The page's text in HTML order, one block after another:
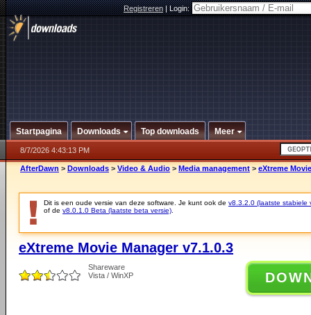
Registreren|Login:
Startpagina Downloads Top downloads Meer
8/7/2026 4:43:13 PM
AfterDawn > Downloads > Video & Audio > Media management > eXtreme
Dit is een oude versie van deze software. Je kunt ook de v8.3.2.0 (laatste stabiele
of de v8.0.1.0 Beta (laatste beta versie)
eXtreme Movie Manager v7.1.0.3
Shareware
Vista / WinXP